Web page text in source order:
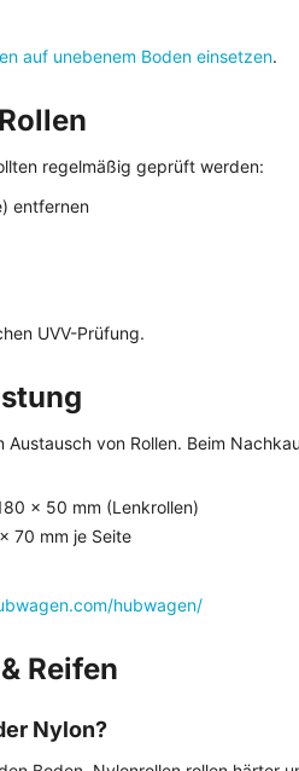
auf unebenem Boden einsetzen.
regelmäßig geprüft werden:
entfernen
UVV-Prüfung.
von Rollen. Beim
× 50 mm (Lenkrollen)
70 mm je Seite
hubwagen/
Reifen
Nylon?